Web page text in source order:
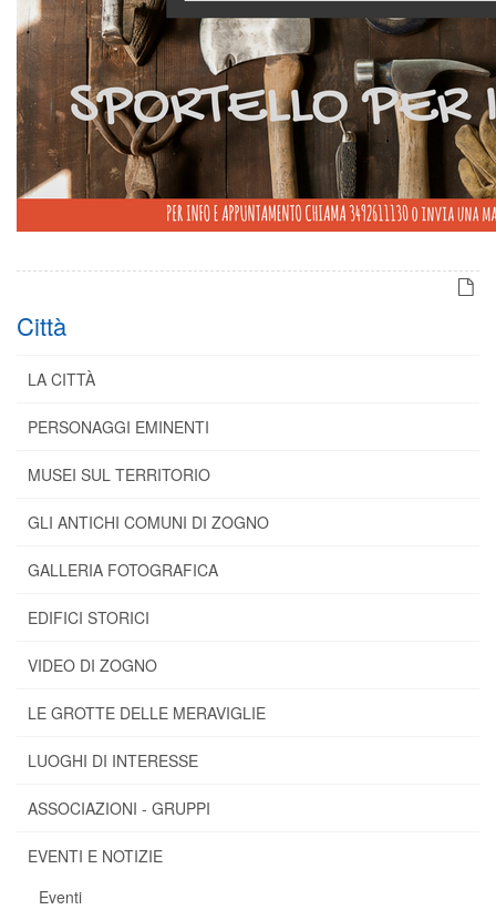
Città
LA CITTÀ
PERSONAGGI EMINENTI
MUSEI SUL TERRITORIO
GLI ANTICHI COMUNI DI ZOGNO
GALLERIA FOTOGRAFICA
EDIFICI STORICI
VIDEO DI ZOGNO
LE GROTTE DELLE MERAVIGLIE
LUOGHI DI INTERESSE
ASSOCIAZIONI - GRUPPI
EVENTI E NOTIZIE
Eventi